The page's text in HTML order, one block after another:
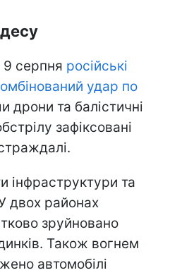
9 серпня російські
удар по
дрони та балістичні
зафіксовані
інфраструктури та
двох районах
зруйновано
Також вогнем
автомобілі